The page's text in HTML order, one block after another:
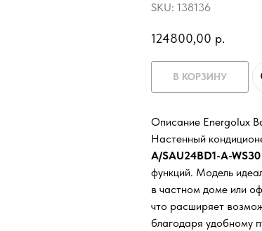
SKU: 138136
124800,00 р.
В КОРЗИНУ
Описание Energolux
Настенный
A/SAU24BD1-A-WS30
функций. Модель
в частном доме или
что расширяет
благодаря удобному